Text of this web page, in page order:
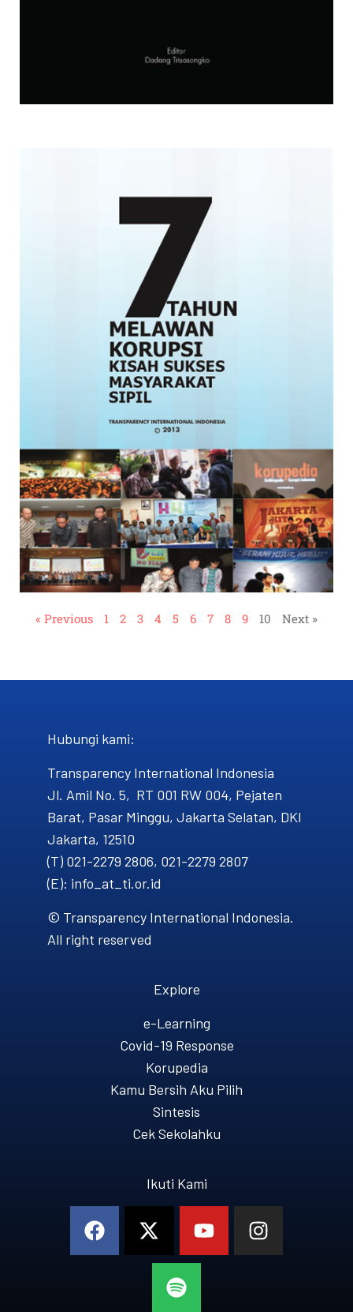
« Previous 1 2 3 4 5 6 7 8 9 10 Next »
Hubungi kami​:
Transparency International Indonesia
Jl. Amil No. 5, RT 001 RW 004, Pejaten
Barat, Pasar Minggu, Jakarta Selatan, DKI
Jakarta, 12510
(T) 021-2279 2806, 021-2279 2807
(E): info_at_ti.or.id
© Transparency International Indonesia.
All right reserved
Explore
e-Learning
Covid-19 Response
Korupedia
Kamu Bersih Aku Pilih
Sintesis
Cek Sekolahku
Ikuti Kami